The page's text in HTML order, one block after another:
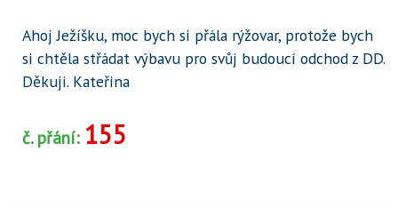
Ahoj Ježíšku, moc bych si přála rýžovar, protože bych
si chtěla střádat výbavu pro svůj budoucí odchod z DD.
Děkuji. Kateřina
č. přání: 155